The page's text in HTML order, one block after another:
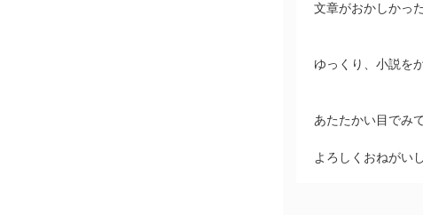
文章がおかしかっ
ゆっくり、小説を
あたたかい目でみ
よろしくおねがい